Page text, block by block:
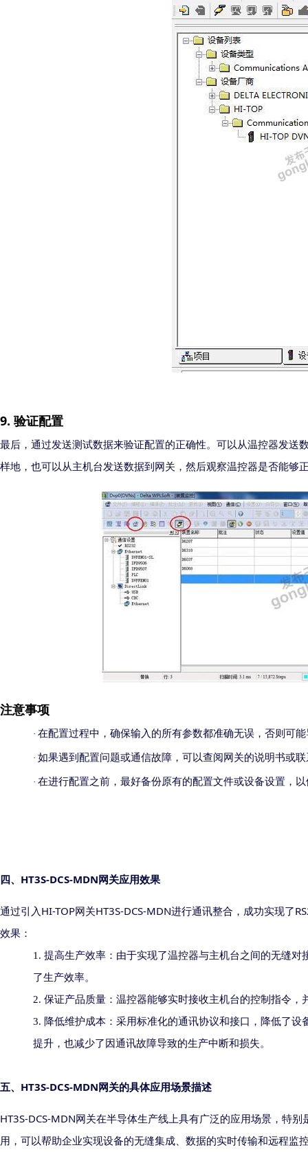
9. 验证配置
最后，通过发送测试数据来验证配置的正确性。可以从温控器发
样地，也可以从主机台发送数据到网关，然后观察温控器是否能够
注意事项
· 在配置过程中，确保输入的所有参数都准确无误，否则可
· 如果遇到配置问题或通信故障，可以查阅网关的说明书或
· 在进行配置之前，最好备份原有的配置文件或设备设置，
四、 HT3S-DCS-MDN 网关应用效果
通过引入 HI-TOP网关HT3S-DCS-MDN进行通讯整合，成功实现了
效果：
1. 提高生产效率：由于实现了温控器与主机台之间的无缝
了生产效率。
2. 保证产品质量：温控器能够实时接收主机台的控制指令
3. 降低维护成本：采用标准化的通讯协议和接口，降低了
提升，也减少了因通讯故障导致的生产中断和损失。
五、 HT3S-DCS-MDN 网关的具体应用场景描述
HT3S-DCS-MDN网关在半导体生产线上具有广泛的应用场景，特
用， 可以帮助企业实现设备的无缝集成、数据的实时传输和远程监